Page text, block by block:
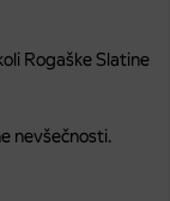
Rogaške Slatine
nevšečnosti.